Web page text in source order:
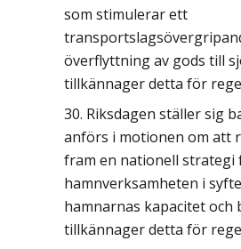
som stimulerar ett
överflyttning av gods till
tillkännager detta för
Riksdagen ställer sig
anförs i motionen om att
fram en nationell strategi
hamnverksamheten i
hamnarnas kapacitet och
tillkännager detta för